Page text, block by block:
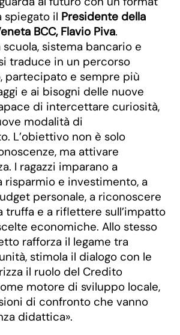
spiegato il Presidente della
BCC, Flavio Piva.
scuola, sistema bancario e
traduce in un percorso
partecipato e sempre più
e ai bisogni delle nuove
di intercettare curiosità,
modalità di
L’obiettivo non è solo
ma attivare
I ragazzi imparano a
risparmio e investimento, a
personale, a riconoscere
truffa e a riflettere sull’impatto
economiche. Allo stesso
rafforza il legame tra
stimola il dialogo con le
il ruolo del Credito
motore di sviluppo locale,
di confronto che vanno
didattica».